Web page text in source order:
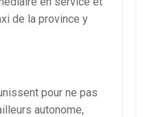
de la province y
pour ne pas
autonome,